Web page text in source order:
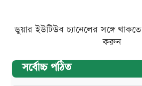
ডুয়ার ইউটিউব চ্যানেলের সঙ্গে থাকতে
করুন
সর্বোচ্চ পঠিত